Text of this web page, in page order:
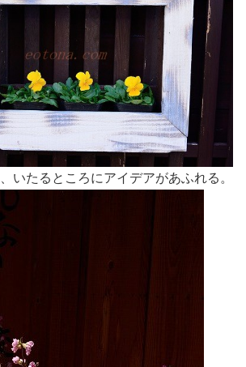
いたるところにアイデアがあふれる。